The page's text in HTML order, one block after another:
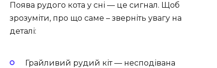
Поява рудого кота у сні — це сигнал. Щоб
зрозуміти, про що саме – зверніть увагу на
деталі:
Грайливий рудий кіт — несподівана